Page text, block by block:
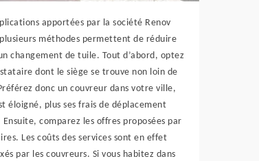
apportées par la société Renov
méthodes permettent de réduire
changement de tuile. Tout d’abord, optez
dont le siège se trouve non loin de
donc un couvreur dans votre ville,
éloigné, plus ses frais de déplacement
Ensuite, comparez les offres proposées par
Les coûts des services sont en effet
par les couvreurs. Si vous habitez dans